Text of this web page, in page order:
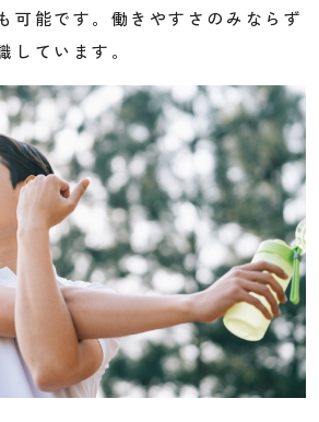
可能です。働きやすさのみならず
しています。